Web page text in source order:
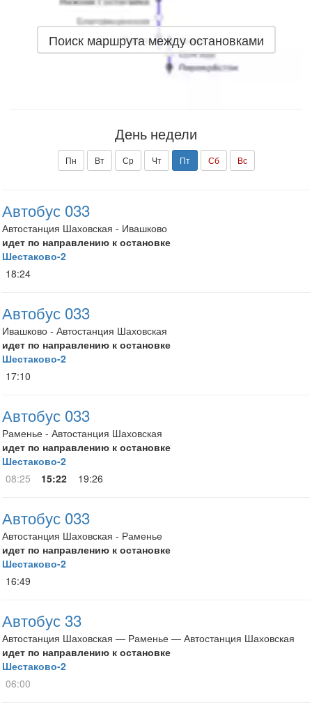
Поиск маршрута между остановками
День недели
Пн Вт Ср Чт Пт Сб Вс
Автобус 033
Автостанция Шаховская - Ивашково
идет по направлению к остановке
Шестаково-2
18:24
Автобус 033
Ивашково - Автостанция Шаховская
идет по направлению к остановке
Шестаково-2
17:10
Автобус 033
Раменье - Автостанция Шаховская
идет по направлению к остановке
Шестаково-2
08:25
15:22 19:26
Автобус 033
Автостанция Шаховская - Раменье
идет по направлению к остановке
Шестаково-2
16:49
Автобус 33
Автостанция Шаховская — Раменье — Автостанция Шаховская
идет по направлению к остановке
Шестаково-2
06:00